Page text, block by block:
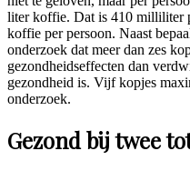
liter koffie. Dat is 410 milliliter
koffie per persoon. Naast
onderzoek dat meer dan zes
gezondheidseffecten dan
gezondheid is. Vijf kopjes
onderzoek.
Gezond bij twee